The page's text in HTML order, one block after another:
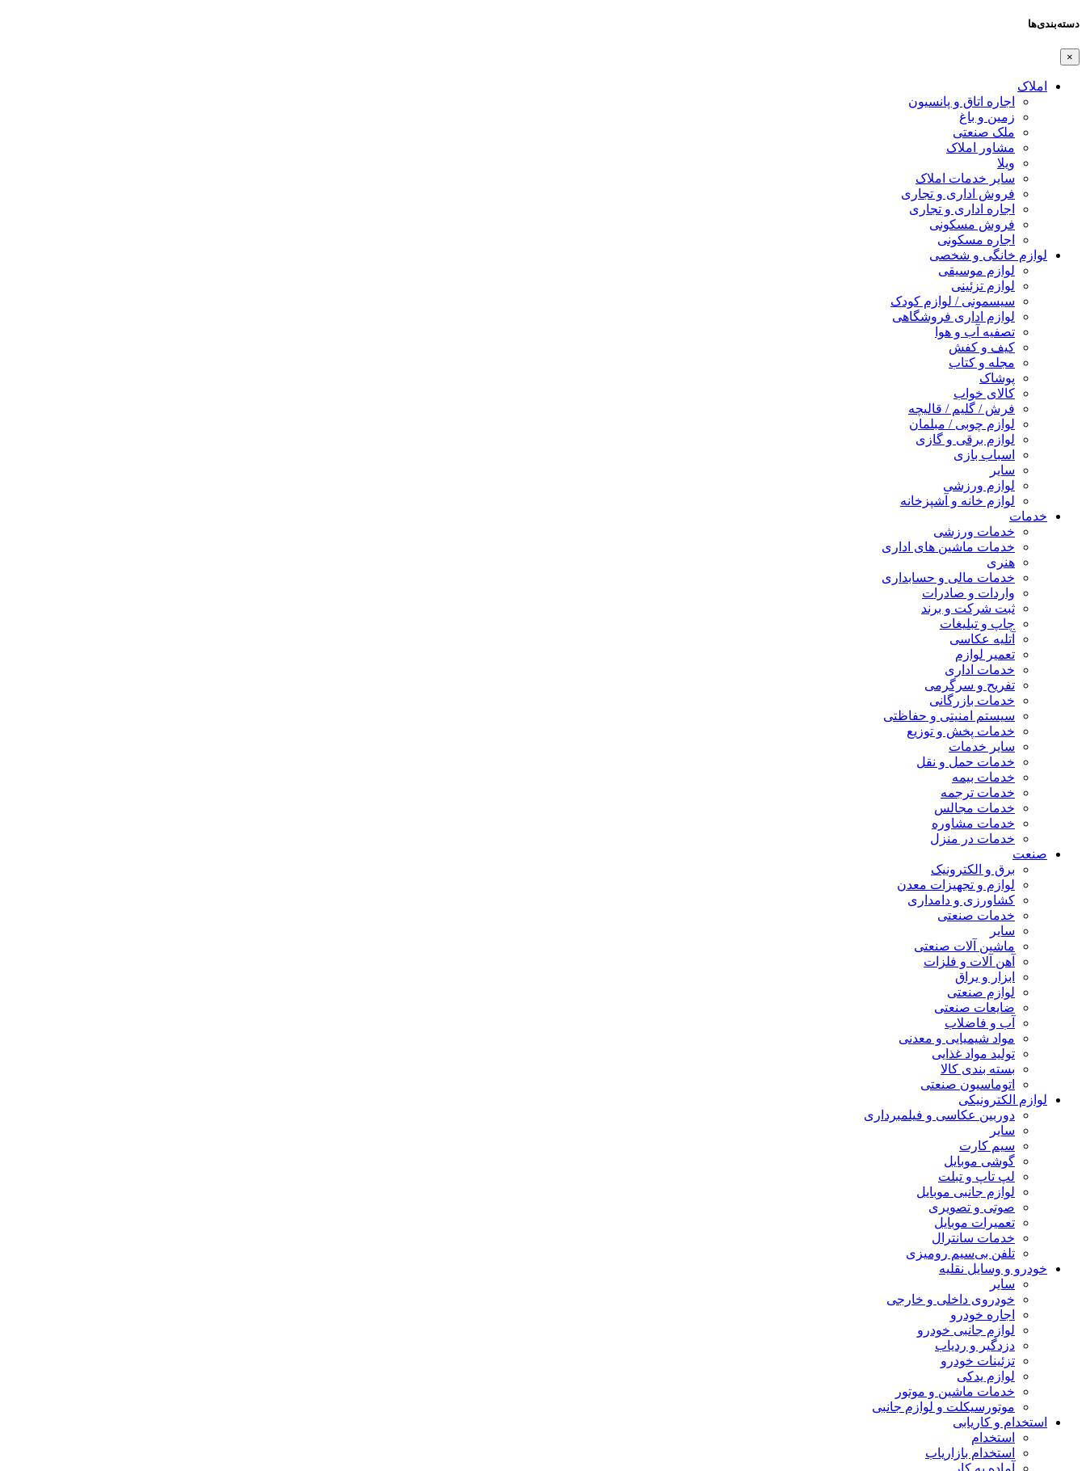
دسته‌بندی‌ها
×
املاک
اجاره اتاق و پانسیون
زمین و باغ
ملک صنعتی
مشاور املاک
ویلا
سایر خدمات املاک
فروش اداری و تجاری
اجاره اداری و تجاری
فروش مسکونی
اجاره مسکونی
لوازم خانگی و شخصی
لوازم موسیقی
لوازم تزئینی
سیسمونی / لوازم کودک
لوازم اداری فروشگاهی
تصفیه آب و هوا
کیف و کفش
مجله و کتاب
پوشاک
کالای خواب
فرش / گلیم / قالیچه
لوازم چوبی / مبلمان
لوازم برقی و گازی
اسباب بازی
سایر
لوازم ورزشی
لوازم خانه و آشپزخانه
خدمات
خدمات ورزشی
خدمات ماشین های اداری
هنری
خدمات مالی و حسابداری
واردات و صادرات
ثبت شرکت و برند
چاپ و تبلیغات
آتلیه عکاسی
تعمیر لوازم
خدمات اداری
تفریح و سرگرمی
خدمات بازرگانی
سیستم امنیتی و حفاظتی
خدمات پخش و توزیع
سایر خدمات
خدمات حمل و نقل
خدمات بیمه
خدمات ترجمه
خدمات مجالس
خدمات مشاوره
خدمات در منزل
صنعت
برق و الکترونیک
لوازم و تجهیزات معدن
کشاورزی و دامداری
خدمات صنعتی
سایر
ماشین آلات صنعتی
آهن آلات و فلزات
ابزار و یراق
لوازم صنعتی
ضایعات صنعتی
آب و فاضلاب
مواد شیمیایی و معدنی
تولید مواد غذایی
بسته بندی کالا
اتوماسیون صنعتی
لوازم الکترونیکی
دوربین عکاسی و فیلمبرداری
سایر
سیم کارت
گوشی موبایل
لپ تاپ و تبلت
لوازم جانبی موبایل
صوتی و تصویری
تعمیرات موبایل
خدمات سانترال
تلفن بی‌سیم رومیزی
خودرو و وسایل نقلیه
سایر
خودروی داخلی و خارجی
اجاره خودرو
لوازم جانبی خودرو
دزدگیر و ردیاب
تزئینات خودرو
لوازم یدکی
خدمات ماشین و موتور
موتورسیکلت و لوازم جانبی
استخدام و کاریابی
استخدام
استخدام بازاریاب